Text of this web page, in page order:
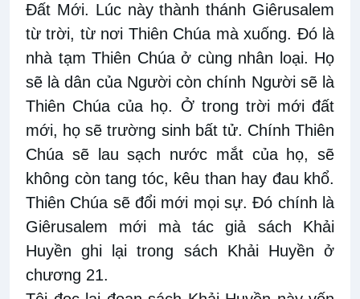
Đất Mới. Lúc này thành thánh Giêrusalem
từ trời, từ nơi Thiên Chúa mà xuống. Đó là
nhà tạm Thiên Chúa ở cùng nhân loại. Họ
sẽ là dân của Người còn chính Người sẽ là
Thiên Chúa của họ. Ở trong trời mới đất
mới, họ sẽ trường sinh bất tử. Chính Thiên
Chúa sẽ lau sạch nước mắt của họ, sẽ
không còn tang tóc, kêu than hay đau khổ.
Thiên Chúa sẽ đổi mới mọi sự. Đó chính là
Giêrusalem mới mà tác giả sách Khải
Huyền ghi lại trong sách Khải Huyền ở
chương 21.